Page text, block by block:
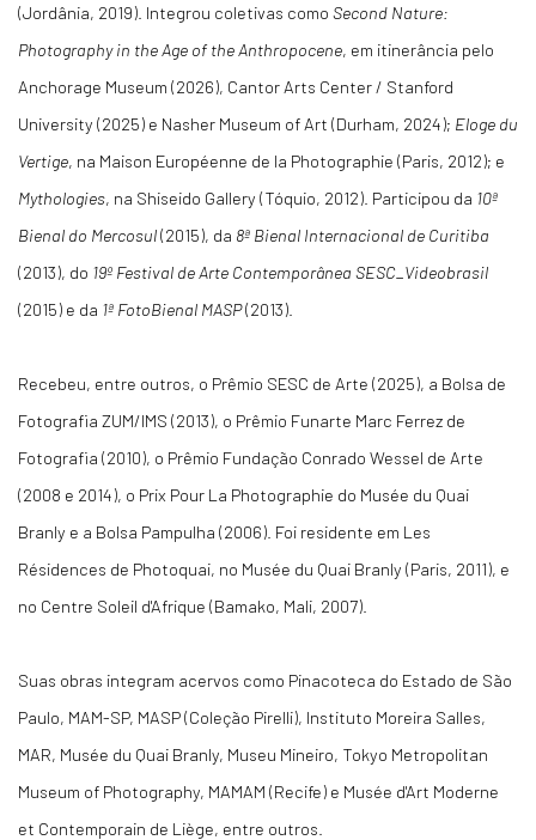
(Jordânia, 2019). Integrou coletivas como Second Nature:
Photography in the Age of the Anthropocene, em itinerância pelo
Anchorage Museum (2026), Cantor Arts Center / Stanford
University (2025) e Nasher Museum of Art (Durham, 2024); Eloge du
Vertige, na Maison Européenne de la Photographie (Paris, 2012); e
Mythologies, na Shiseido Gallery (Tóquio, 2012). Participou da 10ª
Bienal do Mercosul(2015), da 8ª Bienal Internacional de Curitiba
(2013), do 19º Festival de Arte Contemporânea SESC_Videobrasil
(2015) e da 1ª FotoBienal MASP(2013).
Recebeu, entre outros, o Prêmio SESC de Arte (2025), a Bolsa de
Fotografia ZUM/IMS (2013), o Prêmio Funarte Marc Ferrez de
Fotografia (2010), o Prêmio Fundação Conrado Wessel de Arte
(2008 e 2014), o Prix Pour La Photographie do Musée du Quai
Branly e a Bolsa Pampulha (2006). Foi residente em Les
Résidences de Photoquai, no Musée du Quai Branly (Paris, 2011), e
no Centre Soleil d'Afrique (Bamako, Mali, 2007).
Suas obras integram acervos como Pinacoteca do Estado de São
Paulo, MAM-SP, MASP (Coleção Pirelli), Instituto Moreira Salles,
MAR, Musée du Quai Branly, Museu Mineiro, Tokyo Metropolitan
Museum of Photography, MAMAM (Recife) e Musée d'Art Moderne
et Contemporain de Liège, entre outros.